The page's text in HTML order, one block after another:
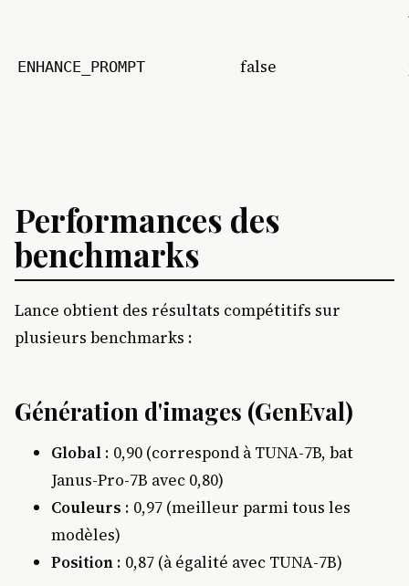
ENHANCE_PROMPT false
Performances des
benchmarks
Lance obtient des résultats compétitifs sur
plusieurs benchmarks :
Génération d'images (GenEval)
Global : 0,90 (correspond à TUNA-7B, bat
Janus-Pro-7B avec 0,80)
Couleurs : 0,97 (meilleur parmi tous les
modèles)
Position : 0,87 (à égalité avec TUNA-7B)